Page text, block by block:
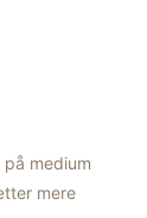
medium
mere